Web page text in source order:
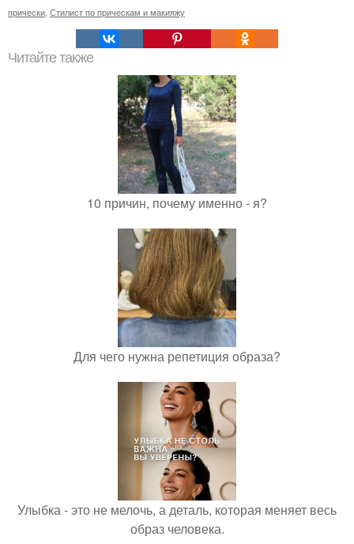
прически Стилист по прическам и макияжу
Читайте также
10 причин, почему именно - я?
Для чего нужна репетиция образа?
Улыбка - это не мелочь, а деталь, которая меняет весь
образ человека.